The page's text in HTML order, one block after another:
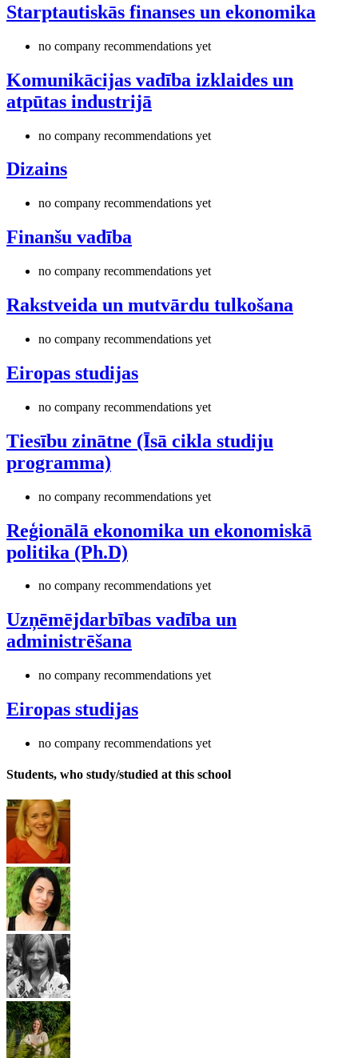
Starptautiskās finanses un ekonomika
no company recommendations yet
Komunikācijas vadība izklaides un
atpūtas industrijā
no company recommendations yet
Dizains
no company recommendations yet
Finanšu vadība
no company recommendations yet
Rakstveida un mutvārdu tulkošana
no company recommendations yet
Eiropas studijas
no company recommendations yet
Tiesību zinātne (Īsā cikla studiju
programma)
no company recommendations yet
Reģionālā ekonomika un ekonomiskā
politika (Ph.D)
no company recommendations yet
Uzņēmējdarbības vadība un
administrēšana
no company recommendations yet
Eiropas studijas
no company recommendations yet
Students, who study/studied at this school